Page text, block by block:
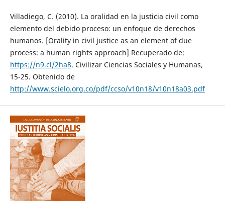
Villadiego, C. (2010). La oralidad en la justicia civil como
elemento del debido proceso: un enfoque de derechos
humanos. [Orality in civil justice as an element of due
process: a human rights approach] Recuperado de:
https://n9.cl/2ha8. Civilizar Ciencias Sociales y Humanas,
15-25. Obtenido de
http://www.scielo.org.co/pdf/ccso/v10n18/v10n18a03.pdf